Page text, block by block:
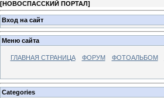
[НОВОСПАССКИЙ ПОРТАЛ]
Вход на сайт
Меню сайта
ГЛАВНАЯ СТРАНИЦА ФОРУМ ФОТОАЛЬБОМ
Categories